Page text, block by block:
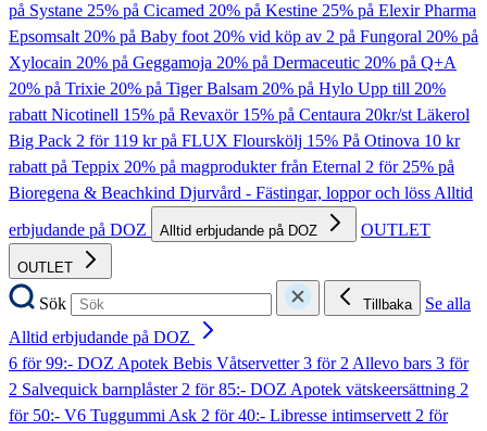
på Systane 25% på Cicamed 20% på Kestine 25% på Elexir Pharma
Epsomsalt20% på Baby foot20% vid köp av 2 på Fungoral 20% på
Xylocain 20% på Geggamoja 20% på Dermaceutic 20% på Q+A
20% på Trixie 20% på Tiger Balsam 20% på Hylo Upp till 20%
rabatt Nicotinell 15% på Revaxör 15% på Centaura 20kr/st Läkerol
Big Pack 2 för 119 kr på FLUX Flourskölj 15% På Otinova 10 kr
rabatt på Teppix 20% på magprodukter från Eternal 2 för 25% på
Bioregena & Beachkind Djurvård - Fästingar, loppor och lössAlltid
erbjudande på DOZ
Alltid erbjudande på DOZ OUTLET
OUTLET
Sök Tillbaka
Se alla
Alltid erbjudande på DOZ
6 för 99:- DOZ Apotek Bebis Våtservetter3 för 2 Allevo bars 3 för
2 Salvequick barnplåster2 för 85:- DOZ Apotek vätskeersättning 2
för 50:- V6 Tuggummi Ask 2 för 40:- Libresse intimservett2 för